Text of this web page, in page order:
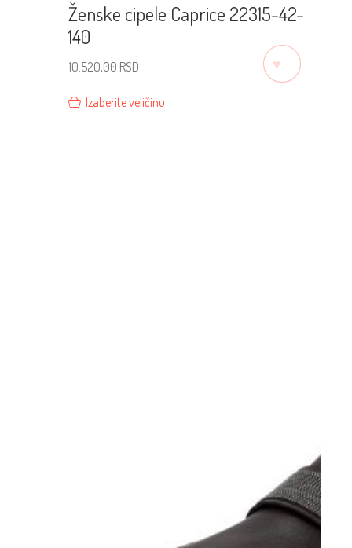
Ženske cipele Caprice 22315-42-
140
10.520,00 RSD
Izaberite veličinu